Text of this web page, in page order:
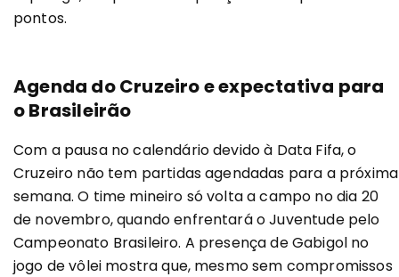
pontos.
Agenda do Cruzeiro e expectativa para
o Brasileirão
Com a pausa no calendário devido à Data Fifa, o
Cruzeiro não tem partidas agendadas para a próxima
semana. O time mineiro só volta a campo no dia 20
de novembro, quando enfrentará o Juventude pelo
Campeonato Brasileiro. A presença de Gabigol no
jogo de vôlei mostra que, mesmo sem compromissos